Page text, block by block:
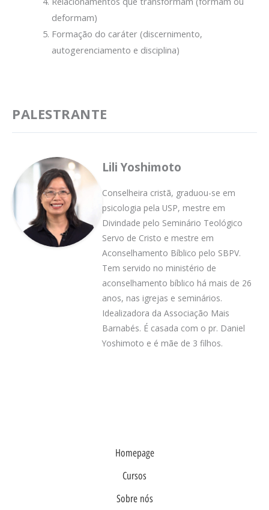
deformam)
Formação do caráter (discernimento,
autogerenciamento e disciplina)
PALESTRANTE
Lili Yoshimoto
Conselheira cristã, graduou-se em
psicologia pela USP, mestre em
Divindade pelo Seminário Teológico
Servo de Cristo e mestre em
Aconselhamento Bíblico pelo SBPV.
Tem servido no ministério de
aconselhamento bíblico há mais de 26
anos, nas igrejas e seminários.
Idealizadora da Associação Mais
Barnabés. É casada com o pr. Daniel
Yoshimoto e é mãe de 3 filhos.
Homepage
Cursos
Sobre nós